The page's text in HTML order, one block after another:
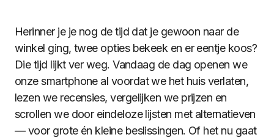
Herinner je je nog de tijd dat je gewoon naar de
winkel ging, twee opties bekeek en er eentje koos?
Die tijd lijkt ver weg. Vandaag de dag openen we
onze smartphone al voordat we het huis verlaten,
lezen we recensies, vergelijken we prijzen en
scrollen we door eindeloze lijsten met alternatieven
— voor grote én kleine beslissingen. Of het nu gaat